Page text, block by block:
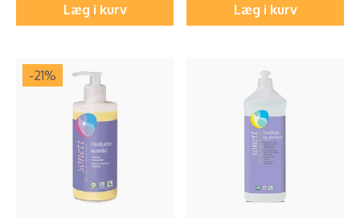
Læg i kurv Læg i kurv
-21%